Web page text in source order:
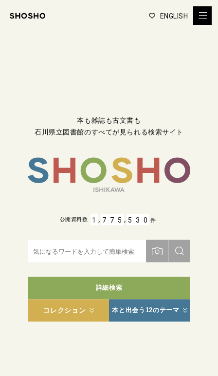
ENGLISH
本も雑誌も古文書も
石川県立図書館のすべてが見られる検索サイト
詳細検索
コレクション 本と出会う12のテーマ
公開資料数 1 , 7 7 5 , 5 3 0 件